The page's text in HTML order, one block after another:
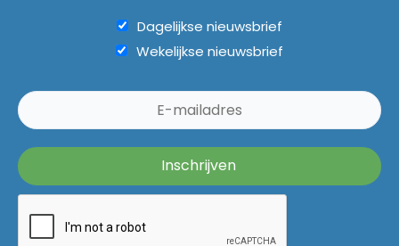
Dagelijkse nieuwsbrief
Wekelijkse nieuwsbrief